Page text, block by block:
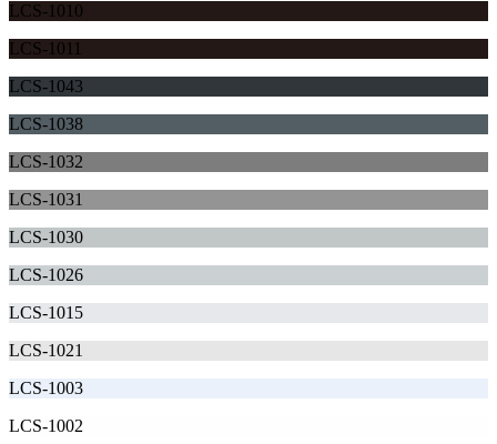
LCS-1010
LCS-1011
LCS-1043
LCS-1038
LCS-1032
LCS-1031
LCS-1030
LCS-1026
LCS-1015
LCS-1021
LCS-1003
LCS-1002